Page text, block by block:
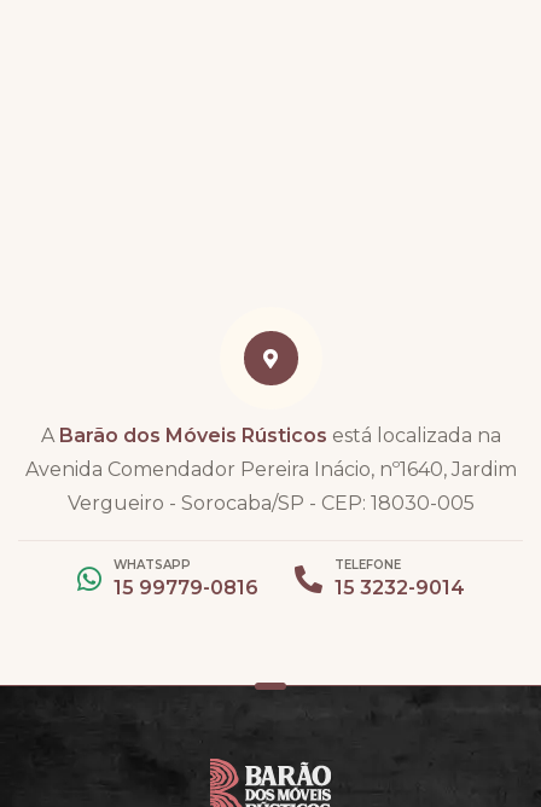
A Barão dos Móveis Rústicos está localizada na
Avenida Comendador Pereira Inácio, nº1640, Jardim
Vergueiro - Sorocaba/SP - CEP: 18030-005
WHATSAPP
15 99779-0816
TELEFONE
15 3232-9014